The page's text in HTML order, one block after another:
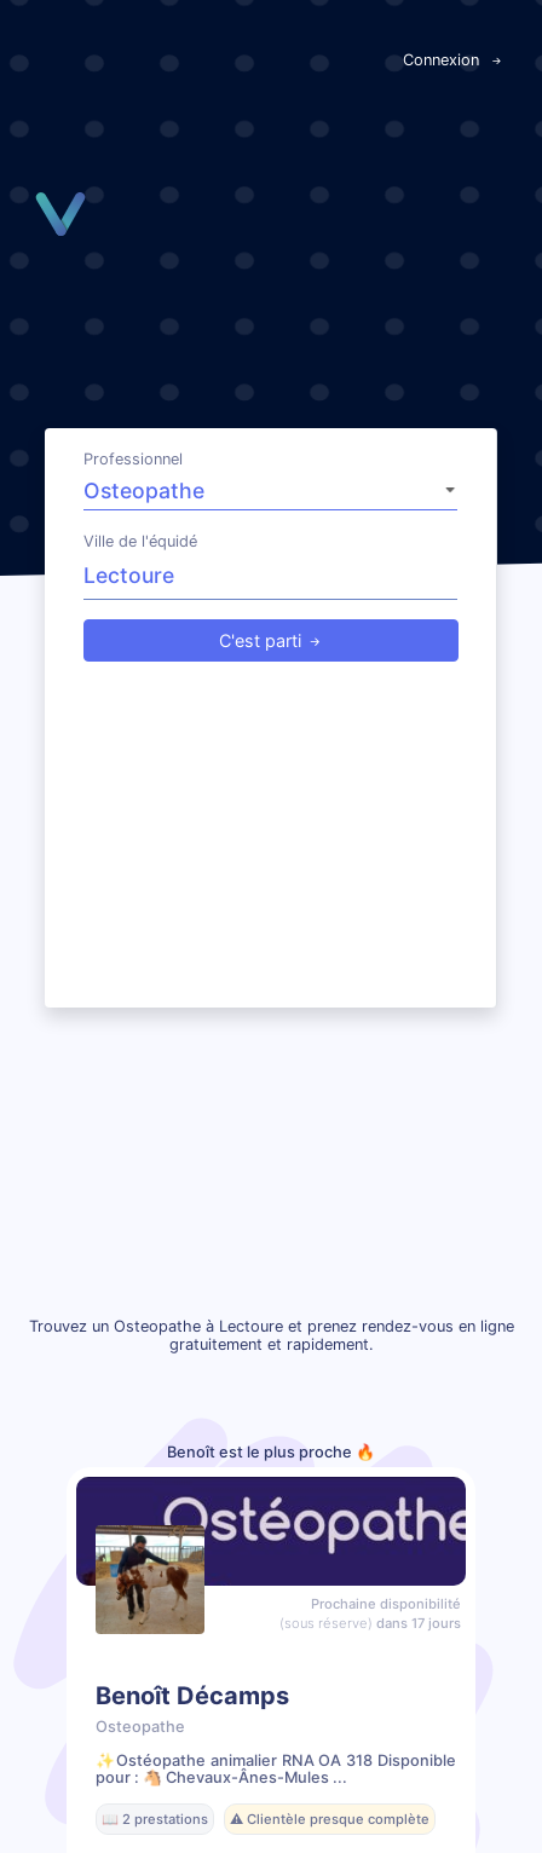
Connexion
Professionnel
Ville de l'équidé
C'est parti
Trouvez un Osteopathe à Lectoure et prenez rendez-vous en ligne
gratuitement et rapidement.
Benoît est le plus proche 🔥
Prochaine disponibilité
(sous réserve) dans 17 jours
Benoît Décamps
Osteopathe
✨️Ostéopathe animalier RNA OA 318 Disponible
pour : 🐴 Chevaux-Ânes-Mules ...
📖 2 prestations ⚠️ Clientèle presque complète